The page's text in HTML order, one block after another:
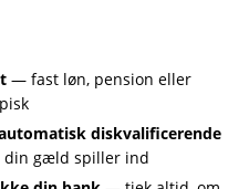
— fast løn, pension eller
diskvalificerende
din gæld spiller ind